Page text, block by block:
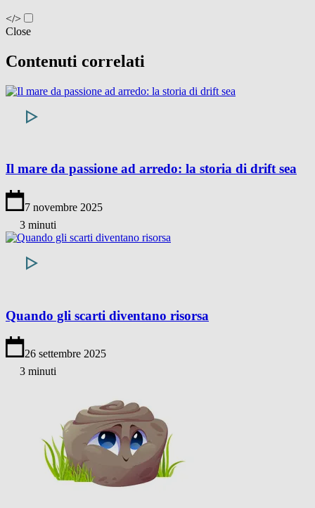
</>
Close
Contenuti correlati
Il mare da passione ad arredo: la storia di drift sea
7 novembre 2025
3 minuti
Quando gli scarti diventano risorsa
26 settembre 2025
3 minuti